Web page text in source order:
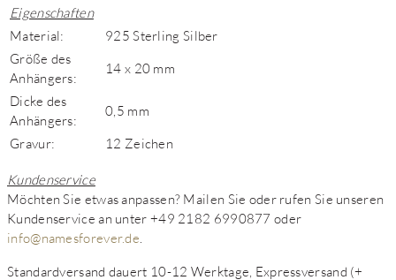
Eigenschaften
Material:
925 Sterling Silber
Größe des
Anhängers:
14 x 20 mm
Dicke des
Anhängers:
0,5 mm
Gravur: 12 Zeichen
Kundenservice
Möchten Sie etwas anpassen? Mailen Sie oder rufen Sie unseren
Kundenservice an unter +49 2182 6990877 oder
info@namesforever.de
Standardversand dauert 10-12 Werktage, Expressversand (+